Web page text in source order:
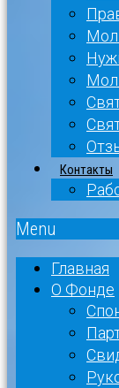
Контакты
Menu
Главная
О Фонде